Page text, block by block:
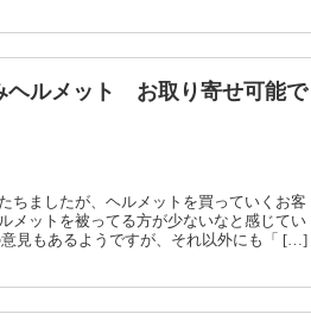
ヘルメット お取り寄せ可能で
ちましたが、ヘルメットを買っていくお客
メットを被ってる方が少ないなと感じてい
見もあるようですが、それ以外にも「 […]